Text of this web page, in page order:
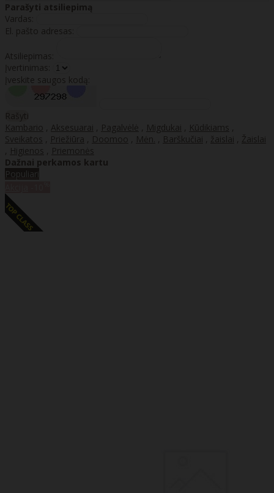
Parašyti atsiliepimą
Vardas:
El. pašto adresas:
Atsiliepimas:
Įvertinimas:
Įveskite saugos kodą:
Rašyti
Kambario , Aksesuarai , Pagalvėlė , Migdukai , Kūdikiams ,
Sveikatos , Priežiūra , Doomoo , Mėn. , Barškučiai , žaislai , Žaislai
, Higienos , Priemonės
Dažnai perkamos kartu
Populiari